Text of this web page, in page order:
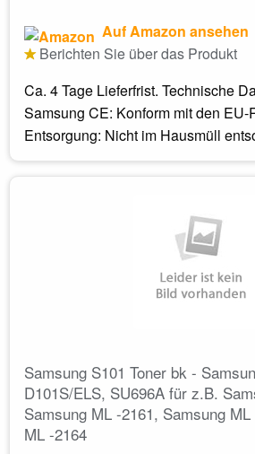
Auf Amazon ansehen
Berichten Sie über das Produkt
Ca. 4 Tage Lieferfrist. Technische
Samsung CE: Konform mit den EU-
Entsorgung: Nicht im Hausmüll
Samsung S101 Toner bk -
D101S/ELS, SU696A für z.B.
Samsung ML -2161, Samsung
ML -2164